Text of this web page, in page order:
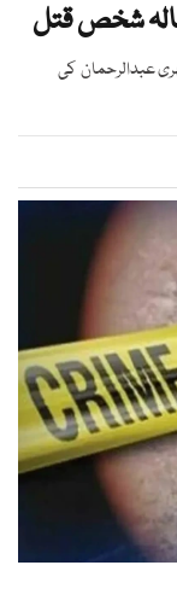
عبدالرحمان کی